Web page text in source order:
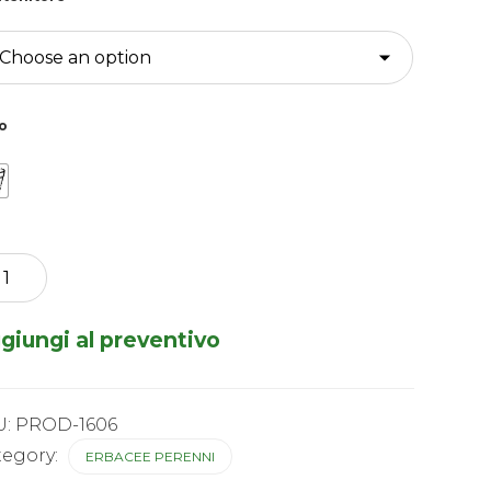
al preventivo
PROD-1606
ERBACEE PERENNI